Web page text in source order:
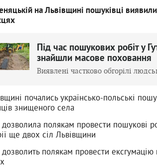
на Львівщині пошуківці
Під час пошукових робіт у
знайшли масове поховання
Виявлені частково обгорілі
почались українсько-польські
знищеного села
дозволила полякам провести пошукові
ще двох сіл Львівщини
дозволить полякам провести